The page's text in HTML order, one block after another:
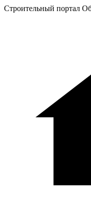
Строительный портал